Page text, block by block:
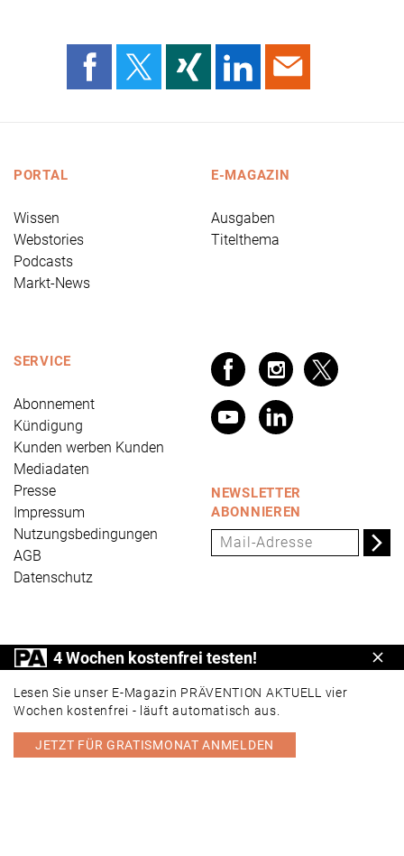
PORTAL
Wissen
Webstories
Podcasts
Markt-News
E-MAGAZIN
Ausgaben
Titelthema
SERVICE
Abonnement
Kündigung
Kunden werben Kunden
Mediadaten
Presse
Impressum
Nutzungsbedingungen
AGB
Datenschutz
NEWSLETTER
ABONNIEREN
PRÄVENTION AKTUELL ist ein Produkt der Universum
Verlag GmbH, Wettinerstraße 3-5, 65189 Wiesbaden,
www.universum.de,info@universum.de
PORTAL E-MAGAZIN
4 Wochen kostenfrei testen!
Lesen Sie unser E-Magazin PRÄVENTION AKTUELL vier
Wochen kostenfrei - läuft automatisch aus.
JETZT FÜR GRATISMONAT ANMELDEN